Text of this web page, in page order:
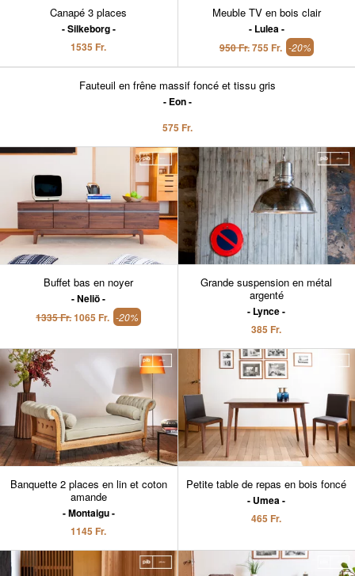
Canapé 3 places
Silkeborg
1535 Fr.
Fauteuil en frêne massif foncé et tissu gris
Eon
575 Fr.
Meuble TV en bois clair
Lulea
950 Fr.755 Fr. -20%
Buffet bas en noyer
Neliö
1335 Fr.1065 Fr. -20%
Grande suspension en métal
argenté
Lynce
385 Fr.
Banquette 2 places en lin et coton
amande
Montaigu
1145 Fr.
Petite table de repas en bois foncé
Umea
465 Fr.